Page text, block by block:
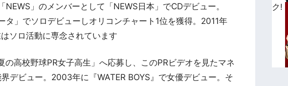
」のメンバーとして「NEWS日本」でCDデビュー。
」でソロデビューしオリコンチャート1位を獲得。2011年
ソロ活動に専念されています
高校野球PR女子高生」へ応募し、このPRビデオを見たマネ
デビュー。2003年に『WATER BOYS』で女優デビュー。そ
ク!